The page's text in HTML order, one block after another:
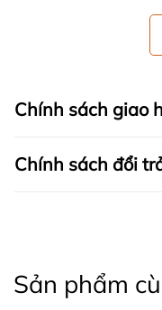
Chính sách giao
Chính sách đổi
Sản phẩm